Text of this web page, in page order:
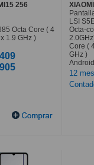
256
Octa Core ( 4
1.9 GHz )
LSI
Octa-
Core (
GHz )
12